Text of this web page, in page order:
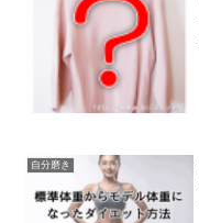
自分磨き